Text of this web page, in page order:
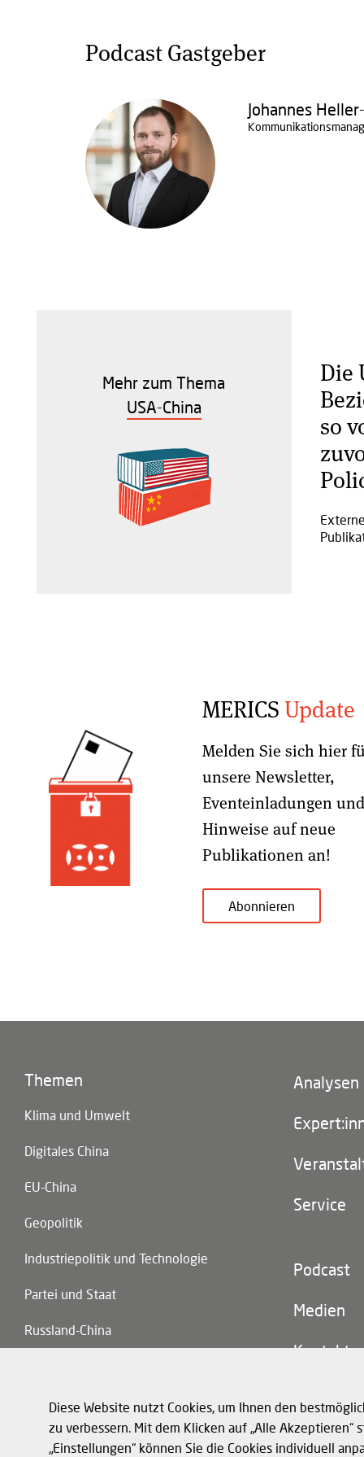
Diese Website nutzt Cookies, um Ihnen den
zu verbessern. Mit dem Klicken auf „Alle
„Einstellungen“ können Sie die Cookies individuell
Podcast Gastgeber
Johannes
Mehr zum Thema
USA-China
Die
so
Externe
MERICSUpdate
Melden Sie sich hier
unsere Newsletter,
Eventeinladungen und
Hinweise auf neue
Publikationen an!
Abonnieren
Themen
Klima und Umwelt
Digitales China
EU-China
Geopolitik
Industriepolitik und Technologie
Partei und Staat
Russland-China
Footer
Analysen
Service
Footer
navigation)
Podcast
Medien
Kontakt